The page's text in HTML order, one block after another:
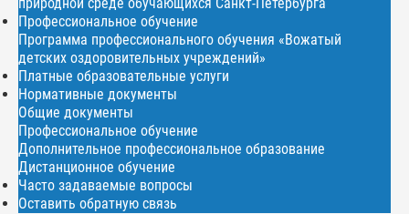
Профессиональное обучение
Программа профессионального обучения «Вожатый
детских оздоровительных учреждений»
Платные образовательные услуги
Нормативные документы
Общие документы
Профессиональное обучение
Дополнительное профессиональное образование
Дистанционное обучение
Часто задаваемые вопросы
Оставить обратную связь